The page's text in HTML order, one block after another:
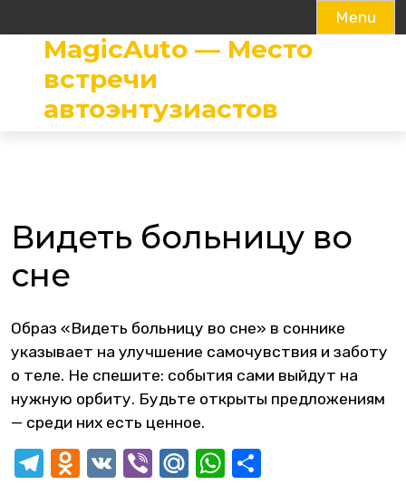
Menu
content
MagicAuto — Место
встречи
автоэнтузиастов
Видеть больницу во
сне
Образ «Видеть больницу во сне» в соннике
указывает на улучшение самочувствия и заботу
о теле. Не спешите: события сами выйдут на
нужную орбиту. Будьте открыты предложениям
— среди них есть ценное.
Telegram
Odnoklassniki
VK ViberMail.RuWhatsApp